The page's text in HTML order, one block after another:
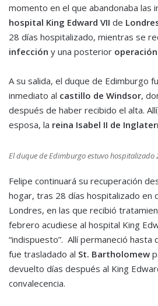
momento en el que abandonaba las
hospital King Edward VII de
28 días hospitalizado, mientras se
infección y una posterior
A su salida, el duque de Edimburgo
inmediato al castillo de Windsor,
después de haber recibido el alta.
esposa, la reina Isabel II de
El duque de Edimburgo estuvo hospitalizado
Felipe continuará su recuperación
hogar, tras 28 días hospitalizado en
Londres, en las que recibió
febrero acudiese al hospital King
“indispuesto”. Allí permaneció hasta
fue trasladado al St. Bartholomew
devuelto días después al King
convalecencia.